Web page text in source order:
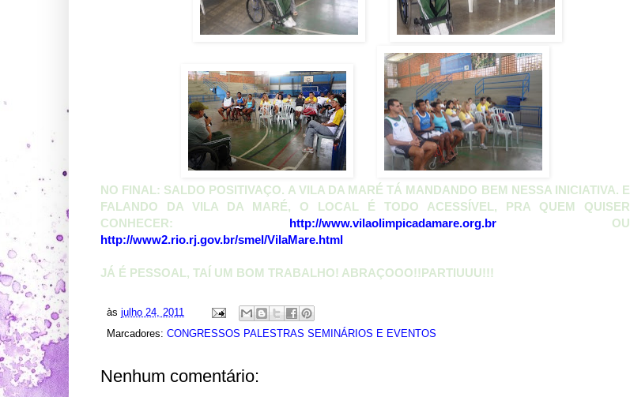
NO FINAL: SALDO POSITIVAÇO. A VILA DA MARÉ TÁ MANDANDO BEM NESSA INICIATIVA. E
FALANDO DA VILA DA MARÉ, O LOCAL É TODO ACESSÍVEL, PRA QUEM QUISER
CONHECER: http://www.vilaolimpicadamare.org.brOU
http://www2.rio.rj.gov.br/smel/VilaMare.html
JÁ É PESSOAL, TAÍ UM BOM TRABALHO! ABRAÇOOO!!PARTIUUU!!!
às julho 24, 2011
Marcadores: CONGRESSOS PALESTRAS SEMINÁRIOS E EVENTOS
Nenhum comentário: